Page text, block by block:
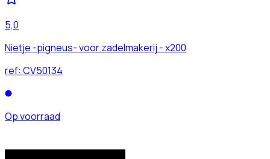
5,0
Nietje -pigneus- voor zadelmakerij - x200
ref: CV50134
Op voorraad